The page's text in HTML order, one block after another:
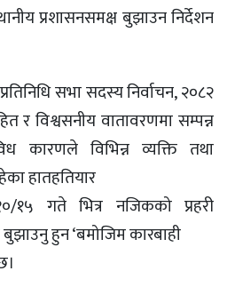
प्रशासनसमक्ष बुझाउन निर्देशन
सभा सदस्य निर्वाचन, २०८२
र विश्वसनीय वातावरणमा सम्पन्न
कारणले विभिन्न व्यक्ति तथा
हातहतियार
१५ गते भित्र नजिकको प्रहरी
बुझाउनु हुन ‘बमोजिम कारबाही